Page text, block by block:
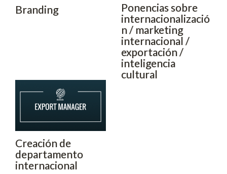
Branding
Ponencias sobre
internacionalizació
n / marketing
internacional /
exportación /
inteligencia
cultural
Creación de
departamento
internacional